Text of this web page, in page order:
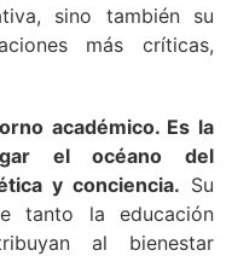
sino también su
más críticas,
académico. Es la
el océano del
y conciencia. Su
tanto la educación
al bienestar